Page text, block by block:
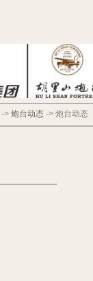
-> 炮台动态 -> 炮台动态